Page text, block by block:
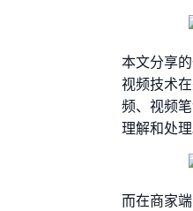
本文分享
视频技术
频、视频
理解和处理
而在商家